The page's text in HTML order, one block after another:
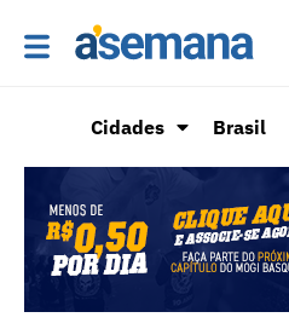
Cidades Brasil